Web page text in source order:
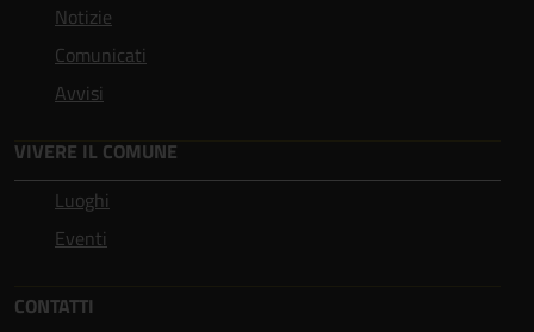
Notizie
Comunicati
Avvisi
VIVERE IL COMUNE
Luoghi
Eventi
CONTATTI